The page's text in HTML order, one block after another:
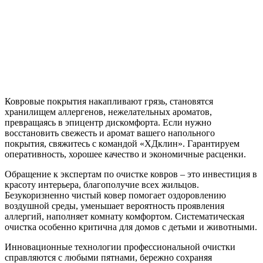
Ковровые покрытия накапливают грязь, становятся
хранилищем аллергенов, нежелательных ароматов,
превращаясь в эпицентр дискомфорта. Если нужно
восстановить свежесть и аромат вашего напольного
покрытия, свяжитесь с командой «ХДклин». Гарантируем
оперативность, хорошее качество и экономичные расценки.
Обращение к экспертам по очистке ковров – это инвестиция в
красоту интерьера, благополучие всех жильцов.
Безукоризненно чистый ковер помогает оздоровлению
воздушной среды, уменьшает вероятность проявления
аллергий, наполняет комнату комфортом. Систематическая
очистка особенно критична для домов с детьми и животными.
Инновационные технологии профессиональной очистки
справляются с любыми пятнами, бережно сохраняя